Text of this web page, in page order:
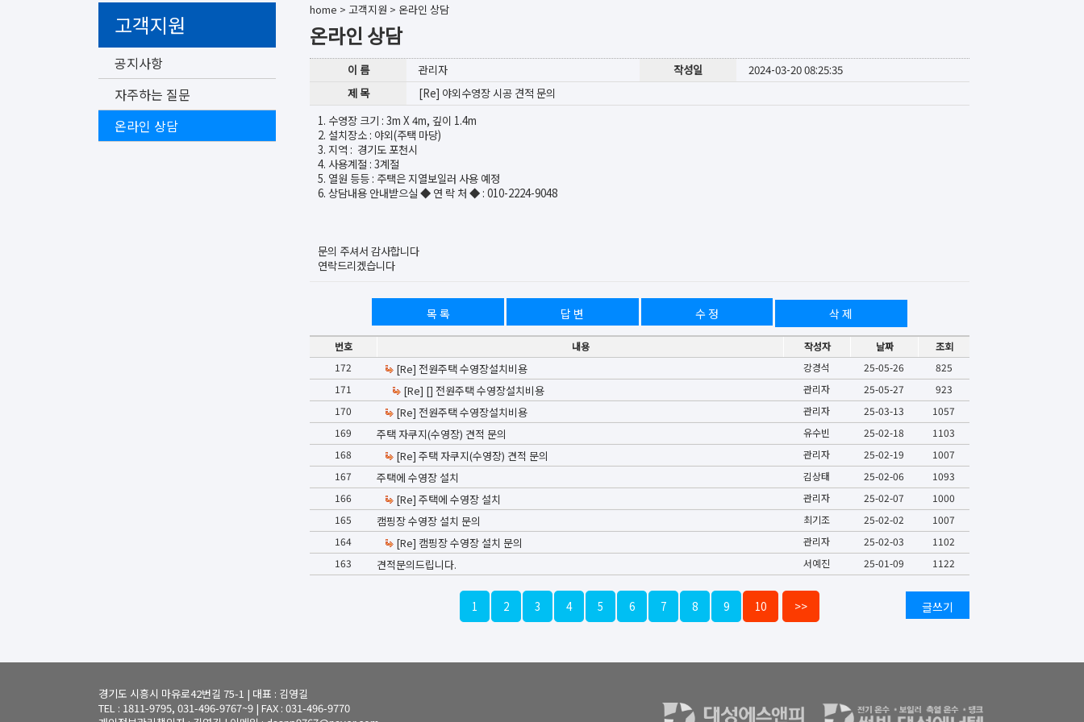
고객지원
공지사항
자주하는 질문
온라인 상담
home > 고객지원 > 온라인 상담
온라인 상담
이 름 관리자 작성일
2024-03-20 08:25:35
제 목
[Re] 야외수영장 시공 견적 문의
1. 수영장 크기 : 3m X 4m, 깊이 1.4m
2. 설치장소 : 야외(주택 마당)
3. 지역 : 경기도 포천시
4. 사용계절 : 3계절
5. 열원 등등 : 주택은 지열보일러 사용 예정
6. 상담내용 안내받으실 ◆ 연 락 처 ◆ : 010-2224-9048
문의 주셔서 감사합니다
연락드리겠습니다
목 록 답 변 수 정 삭 제
번호 내용 작성자 날짜
조회
172
[Re] 전원주택 수영장설치비용 강경석 25-05-26
825
171
[Re] [] 전원주택 수영장설치비용 관리자 25-05-27
923
170
[Re] 전원주택 수영장설치비용 관리자 25-03-13
1057
169
주택 자쿠지(수영장) 견적 문의 유수빈 25-02-18
1103
168
[Re] 주택 자쿠지(수영장) 견적 문의 관리자 25-02-19
1007
167
주택에 수영장 설치 김상태 25-02-06
1093
166
[Re] 주택에 수영장 설치 관리자 25-02-07
1000
165
캠핑장 수영장 설치 문의 최기조 25-02-02
1007
164
[Re] 캠핑장 수영장 설치 문의 관리자 25-02-03
1102
163
견적문의드립니다. 서예진 25-01-09 1122
1 2 3 4 5 6 7 8 9 10 >> 글쓰기
경기도 시흥시 마유로42번길 75-1 | 대표 : 김영길
TEL : 1811-9795, 031-496-9767~9 | FAX : 031-496-9770